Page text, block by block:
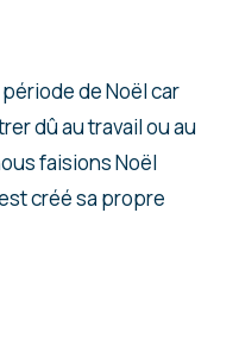
de Noël car
dû au travail ou au
faisions Noël
créé sa propre